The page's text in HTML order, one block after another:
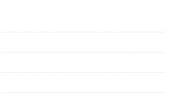
UVA et 97% des rayons UVB.
cornée contre les effets négatifs
pas tout le contour des yeux, il
de contact